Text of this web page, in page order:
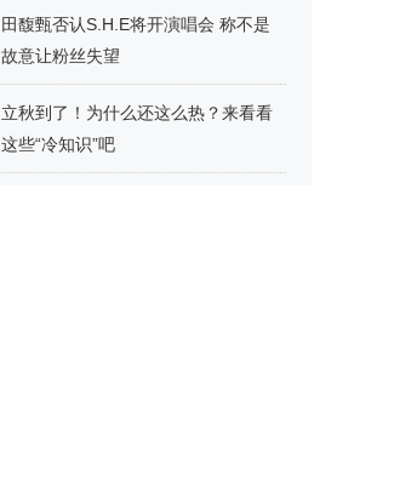
田馥甄否认S.H.E将开演唱会 称不是
故意让粉丝失望
立秋到了！为什么还这么热？来看看
这些“冷知识”吧